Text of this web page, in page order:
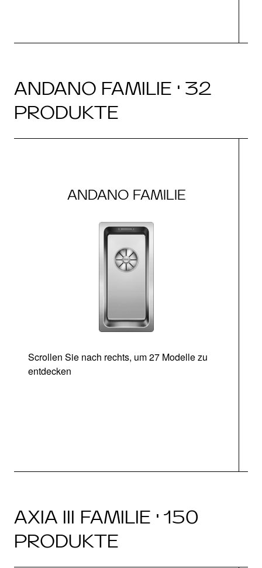
ANDANO FAMILIE · 32
PRODUKTE
ANDANO FAMILIE
Scrollen Sie nach rechts, um 27 Modelle zu
entdecken
AXIA III FAMILIE · 150
PRODUKTE